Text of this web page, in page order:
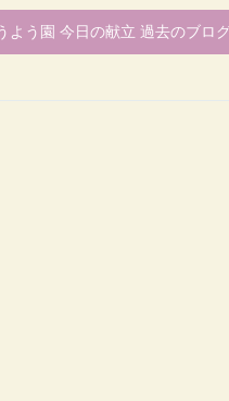
よう園 今日の献立 過去のブロ